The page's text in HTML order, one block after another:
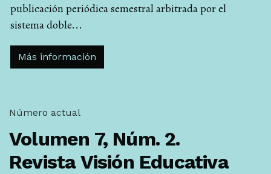
publicación periódica semestral arbitrada por el
sistema doble...
Más información
Número actual
Volumen 7, Núm. 2.
Revista Visión Educativa